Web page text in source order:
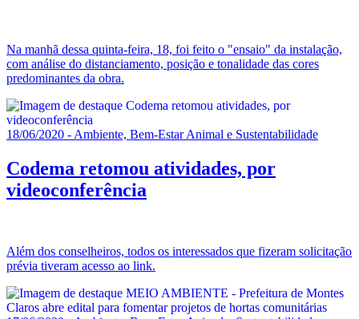
Na manhã dessa quinta-feira, 18, foi feito o "ensaio" da instalação,
com análise do distanciamento, posição e tonalidade das cores
predominantes da obra.
18/06/2020 - Ambiente, Bem-Estar Animal e Sustentabilidade
Codema retomou atividades, por
videoconferência
Além dos conselheiros, todos os interessados que fizeram solicitação
prévia tiveram acesso ao link.